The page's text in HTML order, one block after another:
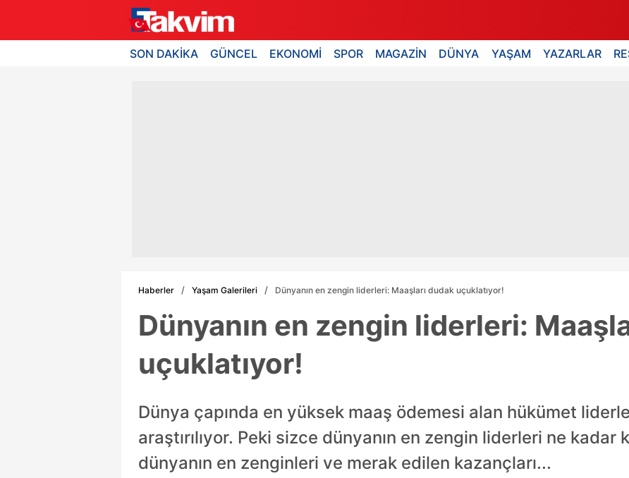
SON DAKİKA GÜNCEL EKONOMİ SPOR MAGAZİN DÜNYA YAŞAM YAZARLAR
Haberler Yaşam Galerileri Dünyanın en zengin liderleri: Maaşları dudak uçuklatıyor!
Dünyanın en zengin liderleri:
uçuklatıyor!
Dünya çapında en yüksek maaş ödemesi alan hükümet
araştırılıyor. Peki sizce dünyanın en zengin liderleri ne kadar
dünyanın en zenginleri ve merak edilen kazançları...